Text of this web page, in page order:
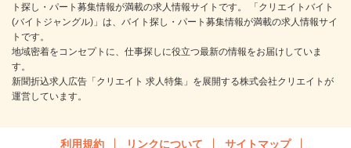
ト探し・パート募集情報が満載の求人情報サイトです。 「クリエイトバイト
(バイトジャングル)」は、バイト探し・パート募集情報が満載の求人情報サイ
トです。
地域密着をコンセプトに、仕事探しに役立つ最新の情報をお届けしていま
す。
新聞折込求人広告「クリエイト 求人特集」を展開する株式会社クリエイトが
運営しています。
利用規約 リンクについて サイトマップ